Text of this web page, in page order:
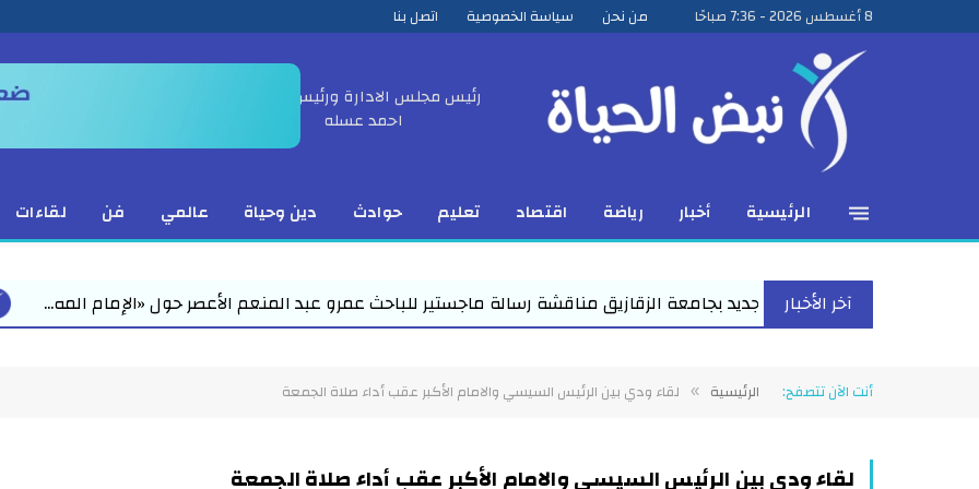
8 أغسطس 2026 - 7:36 صباحًا من نحن سياسة الخصوصية اتصل بنا
رئيس مجلس الادارة ورئيس التحرير
احمد عسله
الرئيسية أخبار رياضة اقتصاد تعليم حوادث دين وحياة عالمي فن لقاءات
آخر الأخبار
امتياز علمي جديد بجامعة الزقازيق مناقشة رسالة ماجستير للباحث عمرو عبد المنعم الأعصر حول «الإمام المه... محمد
أنت الآن تتصفح: الرئيسية » لقاء ودي بين الرئيس السيسي والامام الأكبر عقب أداء صلاة الجمعة
لقاء ودي بين الرئيس السيسي والامام الأكبر عقب أداء صلاة الجمعة